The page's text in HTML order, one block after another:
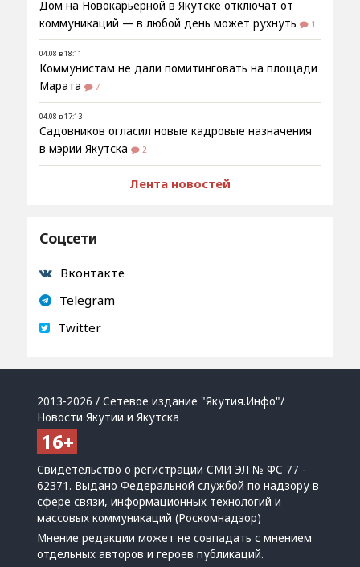
Дом на Новокарьерной в Якутске отключат от
коммуникаций — в любой день может рухнуть
1
04.08 в 18:11
Коммунистам не дали помитинговать на площади
Марата
7
04.08 в 17:13
Садовников огласил новые кадровые назначения
в мэрии Якутска
2
Лента новостей
Соцсети
Вконтакте
Telegram
Twitter
2013-2026 / Сетевое издание "Якутия.Инфо"/
Новости Якутии и Якутска
Свидетельство о регистрации СМИ ЭЛ № ФС 77 -
62371. Выдано Федеральной службой по надзору в
сфере связи, информационных технологий и
массовых коммуникаций (Роскомнадзор)
Мнение редакции может не совпадать с мнением
отдельных авторов и героев публикаций.